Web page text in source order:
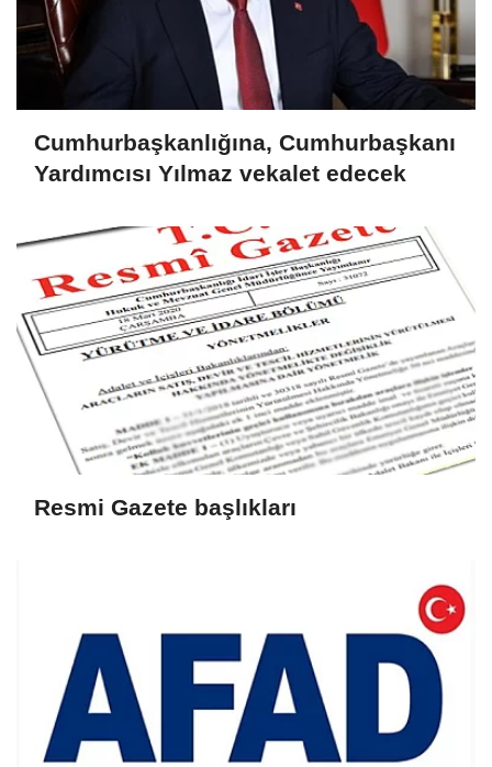
Cumhurbaşkanlığına, Cumhurbaşkanı
Yardımcısı Yılmaz vekalet edecek
Resmi Gazete başlıkları